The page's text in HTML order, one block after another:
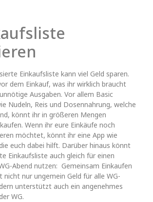
Einkaufsliste kann viel Geld sparen.
dem Einkauf, was ihr wirklich braucht
Ausgaben. Vor allem Basic
Nudeln, Reis und Dosennahrung, welche
könnt ihr in größeren Mengen
Wenn ihr eure Einkäufe noch
möchtet, könnt ihr eine App wie
euch dabei hilft. Darüber hinaus könnt
Einkaufsliste auch gleich für einen
Abend nutzen: Gemeinsam Einkaufen
nicht nur ungemein Geld für alle WG-
unterstützt auch ein angenehmes
WG.